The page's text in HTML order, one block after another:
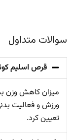
سوالات متداول
قرص اسلیم
میزان کاهش وزن
ورزش و فعالیت
تعیین کرد.